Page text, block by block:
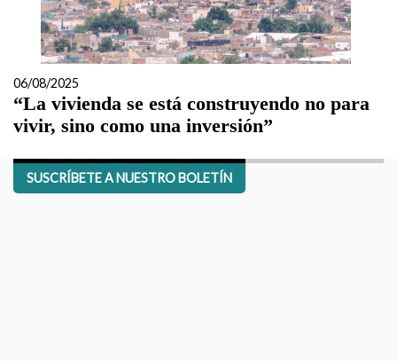
06/08/2025
“La vivienda se está construyendo no para
vivir, sino como una inversión”
SUSCRÍBETE A NUESTRO BOLETÍN